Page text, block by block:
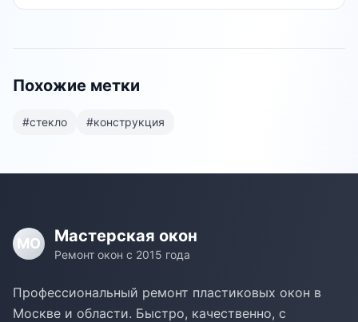
Похожие метки
#стекло #конструкция
МО Мастерская окон
Ремонт окон с 2015 года
Профессиональный ремонт пластиковых окон в
Москве и области. Быстро, качественно, с